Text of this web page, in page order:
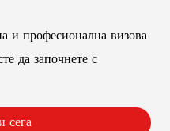
и професионална визова
да започнете с
сега